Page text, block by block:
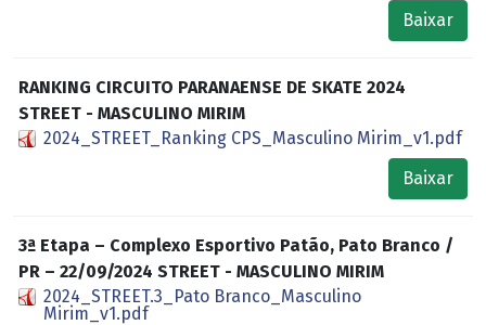
Baixar
RANKING CIRCUITO PARANAENSE DE SKATE 2024
STREET - MASCULINO MIRIM
2024_STREET_Ranking CPS_Masculino Mirim_v1.pdf
Baixar
3ª Etapa – Complexo Esportivo Patão, Pato Branco /
PR – 22/09/2024 STREET - MASCULINO MIRIM
2024_STREET.3_Pato Branco_Masculino
Mirim_v1.pdf